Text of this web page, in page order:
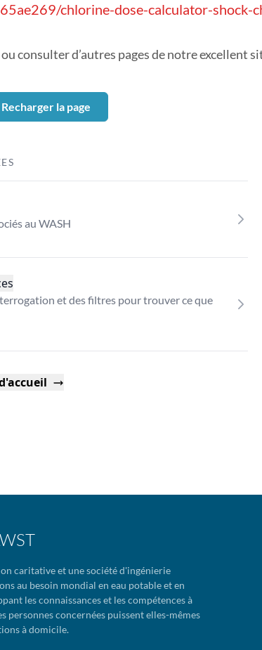
chlorine-dose-calculator-shock-
consulter d’autres pages de notre excellent
Recharger la page
au WASH
et des filtres pour trouver ce que
caritative et une société d'ingénierie
au besoin mondial en eau potable et en
les connaissances et les compétences à
personnes concernées puissent elles-mêmes
à domicile.